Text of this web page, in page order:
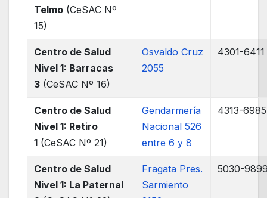
Telmo (CeSAC Nº
15)
Centro de Salud
Nivel 1: Barracas
3 (CeSAC Nº 16)
Osvaldo Cruz
2055
4301-6411
Centro de Salud
Nivel 1: Retiro
1 (CeSAC Nº 21)
Gendarmería
Nacional 526
entre 6 y 8
4313-6985
Centro de Salud
Nivel 1: La Paternal
Fragata Pres.
Sarmiento
5030-